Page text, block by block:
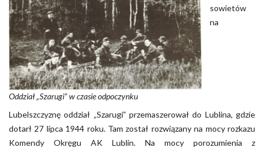
Oddział „Szarugi” w czasie odpoczynku
sowietów
na
Lubelszczyznę oddział „Szarugi” przemaszerował do Lublina, gdzie
dotarł 27 lipca 1944 roku. Tam został rozwiązany na mocy rozkazu
Komendy Okręgu AK Lublin. Na mocy porozumienia z